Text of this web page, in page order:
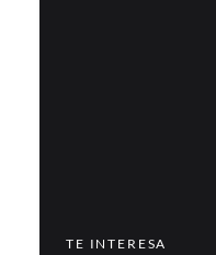
TE INTERESA